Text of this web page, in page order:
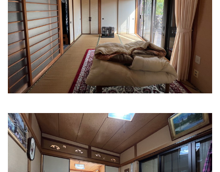
いせ在宅医療クリニック
住所:
三重県伊勢市御薗町高向９２７ マップで見る
ふじわらクリニック
住所:三重県伊勢市常磐１丁目１５−１０ マップで見る
宅間内科
住所:三重県伊勢市船江３丁目６−１８ マップで見る
外宮の杜クリニック
森本内科・循環器科
住所:三重県伊勢市河崎１丁目１２−２ マップで見る
やまむら内科 内視鏡クリニック
住所:三重県伊勢市一之木４丁目２−４４ マップで見る